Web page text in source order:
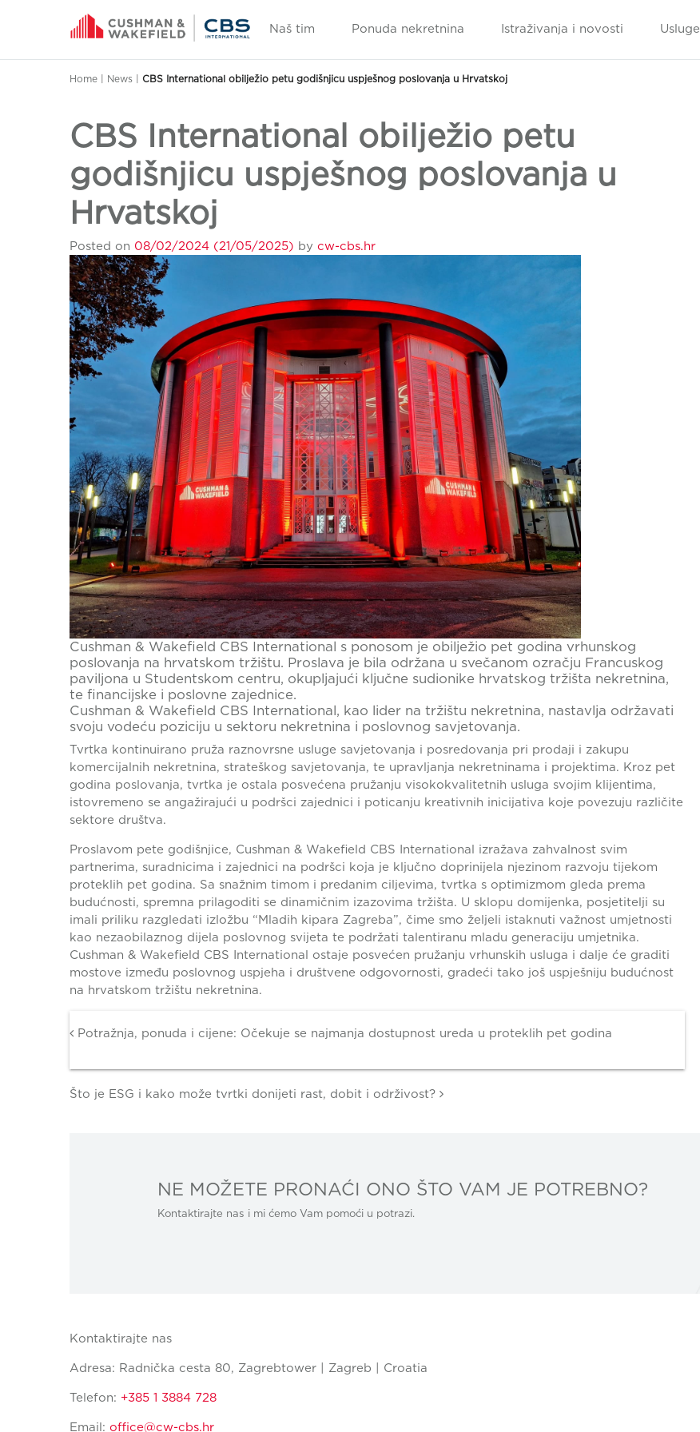
Naš tim Ponuda nekretnina Istraživanja i novosti Usluge
Home News CBS International obilježio petu godišnjicu uspješnog poslovanja u Hrvatskoj
CBS International obilježio petu
godišnjicu uspješnog poslovanja u
Hrvatskoj
Posted on 08/02/2024 (21/05/2025) by cw-cbs.hr
Cushman & Wakefield CBS International s ponosom je obilježio pet godina vrhunskog
poslovanja na hrvatskom tržištu. Proslava je bila održana u svečanom ozračju Francuskog
paviljona u Studentskom centru, okupljajući ključne sudionike hrvatskog tržišta nekretnina,
te financijske i poslovne zajednice.
Cushman & Wakefield CBS International, kao lider na tržištu nekretnina, nastavlja održavati
svoju vodeću poziciju u sektoru nekretnina i poslovnog savjetovanja.
Tvrtka kontinuirano pruža raznovrsne usluge savjetovanja i posredovanja pri prodaji i zakupu
komercijalnih nekretnina, strateškog savjetovanja, te upravljanja nekretninama i projektima. Kroz pet
godina poslovanja, tvrtka je ostala posvećena pružanju visokokvalitetnih usluga svojim klijentima,
istovremeno se angažirajući u podršci zajednici i poticanju kreativnih inicijativa koje povezuju različite
sektore društva.
Proslavom pete godišnjice, Cushman & Wakefield CBS International izražava zahvalnost svim
partnerima, suradnicima i zajednici na podršci koja je ključno doprinijela njezinom razvoju tijekom
proteklih pet godina. Sa snažnim timom i predanim ciljevima, tvrtka s optimizmom gleda prema
budućnosti, spremna prilagoditi se dinamičnim izazovima tržišta. U sklopu domijenka, posjetitelji su
imali priliku razgledati izložbu “Mladih kipara Zagreba”, čime smo željeli istaknuti važnost umjetnosti
kao nezaobilaznog dijela poslovnog svijeta te podržati talentiranu mladu generaciju umjetnika.
Cushman & Wakefield CBS International ostaje posvećen pružanju vrhunskih usluga i dalje će graditi
mostove između poslovnog uspjeha i društvene odgovornosti, gradeći tako još uspješniju budućnost
na hrvatskom tržištu nekretnina.
Post navigation
Potražnja, ponuda i cijene: Očekuje se najmanja dostupnost ureda u proteklih pet godina
Što je ESG i kako može tvrtki donijeti rast, dobit i održivost?
NE MOŽETE PRONAĆI ONO ŠTO VAM JE POTREBNO?
Kontaktirajte nas i mi ćemo Vam pomoći u potrazi.
Kontaktirajte nas
Adresa: Radnička cesta 80, Zagrebtower | Zagreb | Croatia
Telefon: +385 1 3884 728
Email: office@cw-cbs.hr